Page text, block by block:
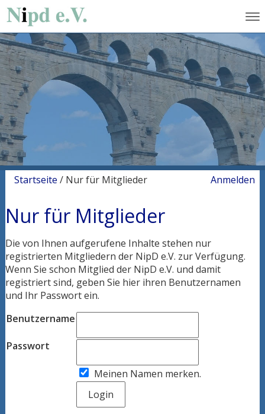
Startseite / Nur für Mitglieder Anmelden
Nur für Mitglieder
Die von Ihnen aufgerufene Inhalte stehen nur
registrierten Mitgliedern der NipD e.V. zur Verfügung.
Wenn Sie schon Mitglied der NipD e.V. und damit
registriert sind, geben Sie hier ihren Benutzernamen
und Ihr Passwort ein.
Benutzername
Passwort
Meinen Namen merken.